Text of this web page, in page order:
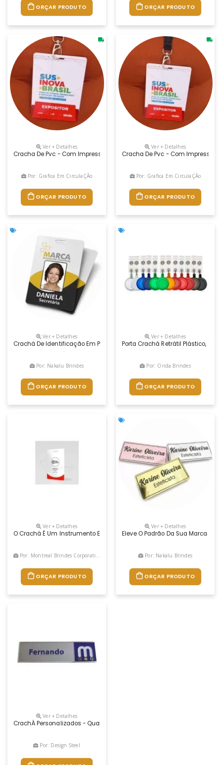
ORÇAR PRODUTO ORÇAR PRODUTO
Ver + Detalhes
Cracha De Pvc - Com Impressão Em Alta Definição, Tamanho 10x15 -
Por: Grafica Em CirculaÇÃo
ORÇAR PRODUTO
Ver + Detalhes
Cracha De Pvc - Com Impressão
Por: Grafica Em CirculaÇÃo
ORÇAR PRODUTO
Ver + Detalhes
Crachá De Identificação Em Pvc Personalizado**sobre O Produto** O
Por: Nakalu Brindes
ORÇAR PRODUTO
Ver + Detalhes
Porta Crachá Retrátil Plástico,
Por: Onda Brindes
ORÇAR PRODUTO
Ver + Detalhes
O Crachá É Um Instrumento Essencial Para Identificação, Segurança
Por: Montreal Brindes Corporativos
ORÇAR PRODUTO
Ver + Detalhes
Eleve O Padrão Da Sua Marca
Por: Nakalu Brindes
ORÇAR PRODUTO
Ver + Detalhes
CrachÁ Personalizados - Qualquer Tamanho E Formato - Inox Ou
Por: Design Steel